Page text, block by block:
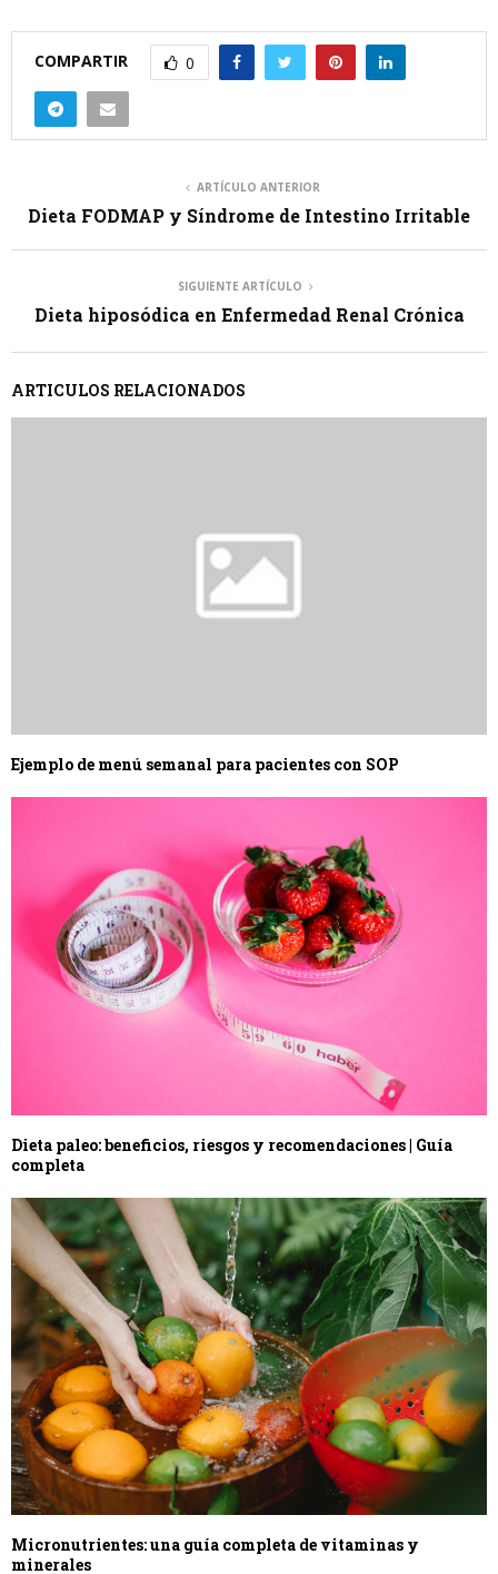
COMPARTIR 0
ARTÍCULO ANTERIOR
Dieta FODMAP y Síndrome de Intestino Irritable
SIGUIENTE ARTÍCULO
Dieta hiposódica en Enfermedad Renal Crónica
ARTICULOS RELACIONADOS
Ejemplo de menú semanal para pacientes con SOP
Dieta paleo: beneficios, riesgos y recomendaciones | Guía
completa
Micronutrientes: una guía completa de vitaminas y
minerales